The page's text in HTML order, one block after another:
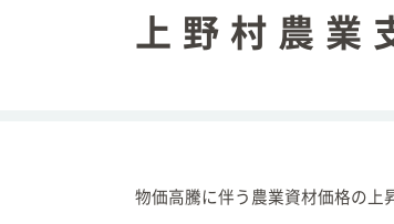
医療保険制度
上野村農業
物価高騰に伴う農業資材価格の上